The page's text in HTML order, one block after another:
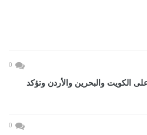
0
الكويت والبحرين والأردن وتؤكد
0